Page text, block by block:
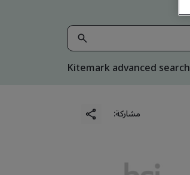
Kitemark advanced search
مشاركة: